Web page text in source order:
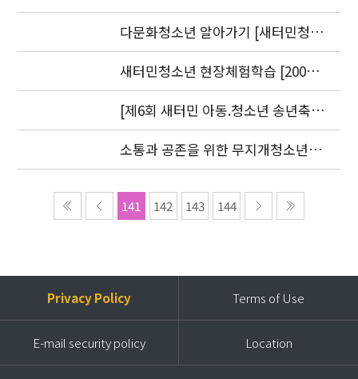
소년기획단의 활동 (2006. 8.24-
9.20)
다문화청소년 알아가기 [새터민청소
년] 편 발간(2006. 7.25)
새터민청소년 현장체험학습 [2006.
8. 30-31]
[제6회 새터민 아동.청소년 송년축
제] 2006 더 크고 싶은 아이들
소통과 공존을 위한 무지개청소년센
터 세미나 2006 언론보도자료
141 142 143 144
Privacy Policy Terms of Use
E-mail security policy Location